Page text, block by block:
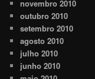
novembro 2010
outubro 2010
setembro 2010
agosto 2010
julho 2010
junho 2010